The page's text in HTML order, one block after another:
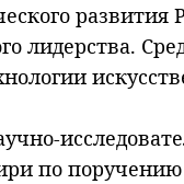
лидерства.
по